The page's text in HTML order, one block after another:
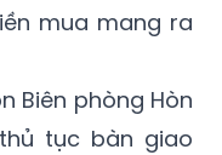
mua mang ra
Biên phòng Hòn
tục bàn giao